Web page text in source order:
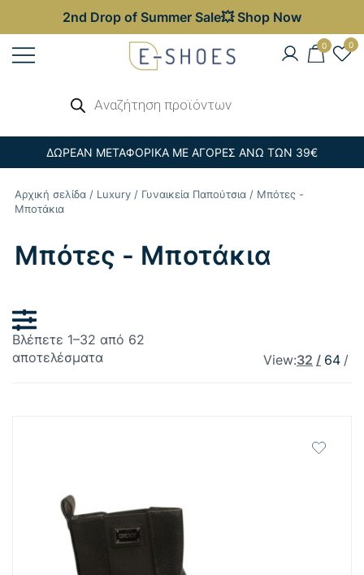
2nd Drop of Summer Sale💥 Shop Now
Παπούτσια – Επώνυμες Τσάντες στις
0 0
προϊόντων
ΔΩΡΕΑΝ ΜΕΤΑΦΟΡΙΚΑ ΜΕ ΑΓΟΡΕΣ ΑΝΩ ΤΩΝ 39€
Αρχική σελίδα / Luxury / Γυναικεία Παπούτσια / Μπότες -
Μποτάκια
Μπότες - Μποτάκια
Βλέπετε 1–32 από 62
αποτελέσματαSorted
View:32 64